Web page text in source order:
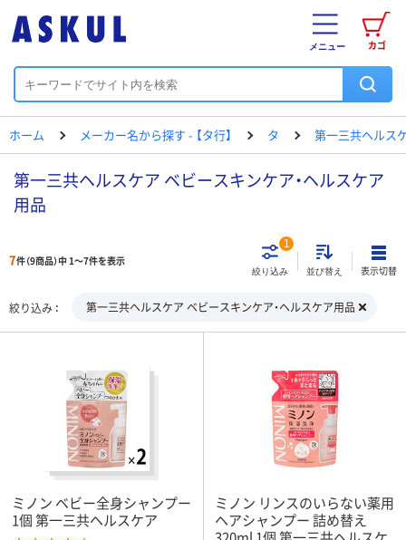
カゴ
メニュー
ホーム メーカー名から探す - 【タ行】 タ 第一三共ヘルス
第一三共ヘルスケア ベビースキンケア・ヘルスケア
用品
7件（9商品）中 1～7件を表示
絞り込み
1
並び替え 表示切替
絞り込み 第一三共ヘルスケア ベビースキンケア・ヘルスケア用品
ミノン ベビー全身シャンプー
1個 第一三共ヘルスケア
ミノン リンスのいらない薬用
ヘアシャンプー 詰め替え